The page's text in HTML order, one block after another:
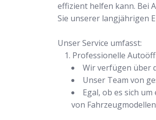
effizient helfen kann. Bei
Sie unserer langjährigen
Unser Service umfasst:
Professionelle
Wir verfügen über
Unser Team von
Egal, ob es sich
von